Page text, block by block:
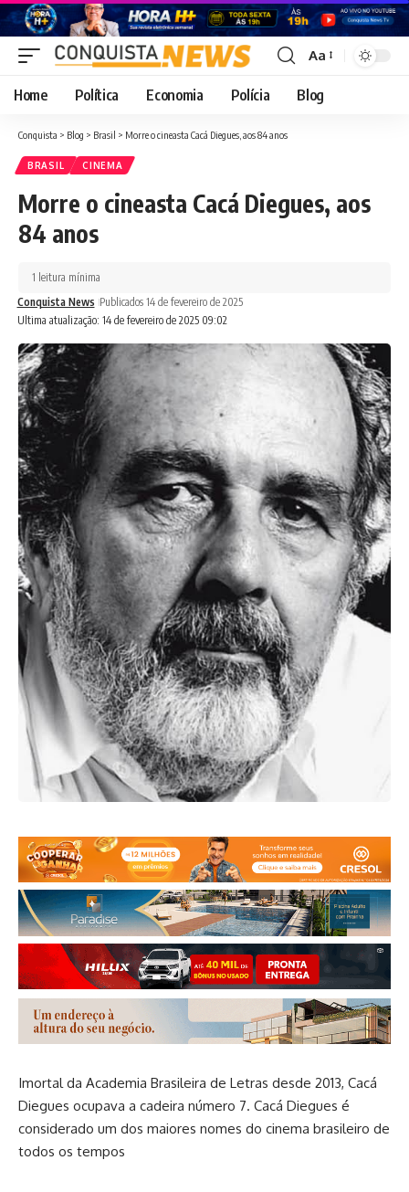
Font
Resizer
Aa
Home Política Economia Polícia Blog
Conquista > Blog > Brasil > Morre o cineasta Cacá Diegues, aos 84 anos
BRASIL CINEMA
Morre o cineasta Cacá Diegues, aos
84 anos
Ultima atualização: 14 de fevereiro de 2025 09:02
Conquista News Publicados 14 de fevereiro de 2025
1 leitura mínima
Imortal da Academia Brasileira de Letras desde 2013, Cacá
Diegues ocupava a cadeira número 7. Cacá Diegues é
considerado um dos maiores nomes do cinema brasileiro de
todos os tempos